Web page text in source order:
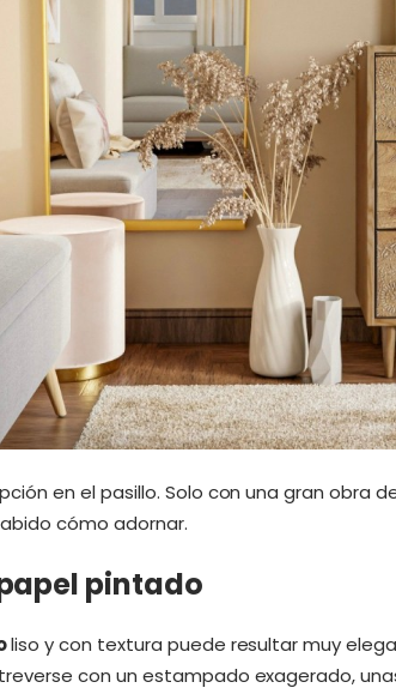
en el pasillo. Solo con una gran obra
cómo adornar.
pintado
liso y con textura puede resultar muy
con un estampado exagerado,